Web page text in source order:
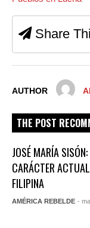
Share
AUTHOR
THE POST
JOSÉ MARÍA
CARÁCTER
FILIPINA
AMÉRICA REBELDE -